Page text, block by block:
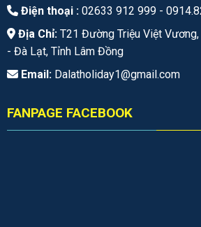
Điện thoại : 02633 912 999 -
Địa Chỉ: T21 Đường Triệu Việt
- Đà Lạt, Tỉnh Lâm Đồng
Email: Dalatholiday1@gmail.com
FANPAGE FACEBOOK